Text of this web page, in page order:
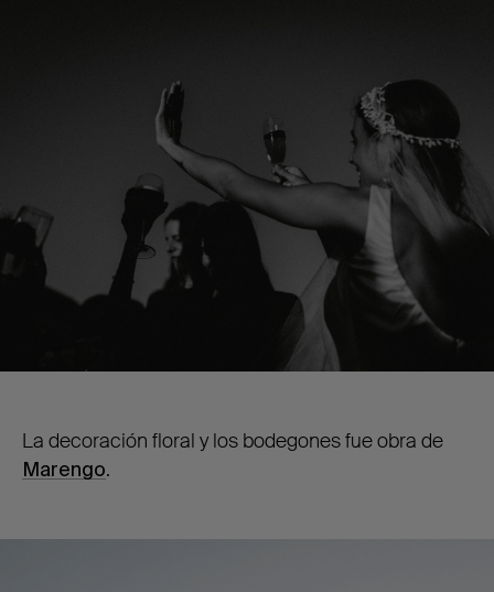
La decoración floral y los bodegones fue obra de
Marengo.